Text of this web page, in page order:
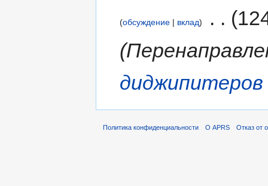
обсуждение вклад
Политика конфиденциальности О APRS Отказ от